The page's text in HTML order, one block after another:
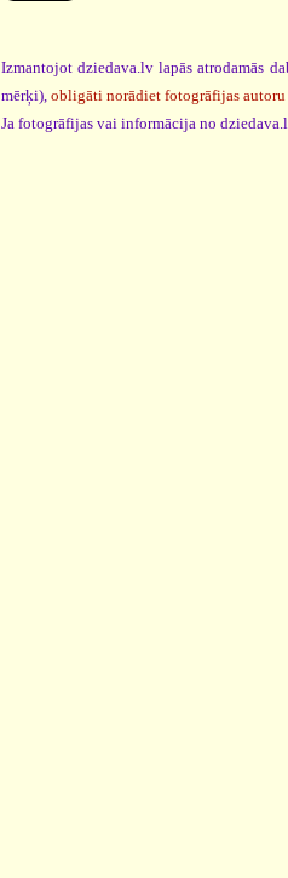
Izmantojot dziedava.lv lapās atrodamās
mērķi), obligāti norādiet fotogrāfijas autoru
Ja fotogrāfijas vai informācija no